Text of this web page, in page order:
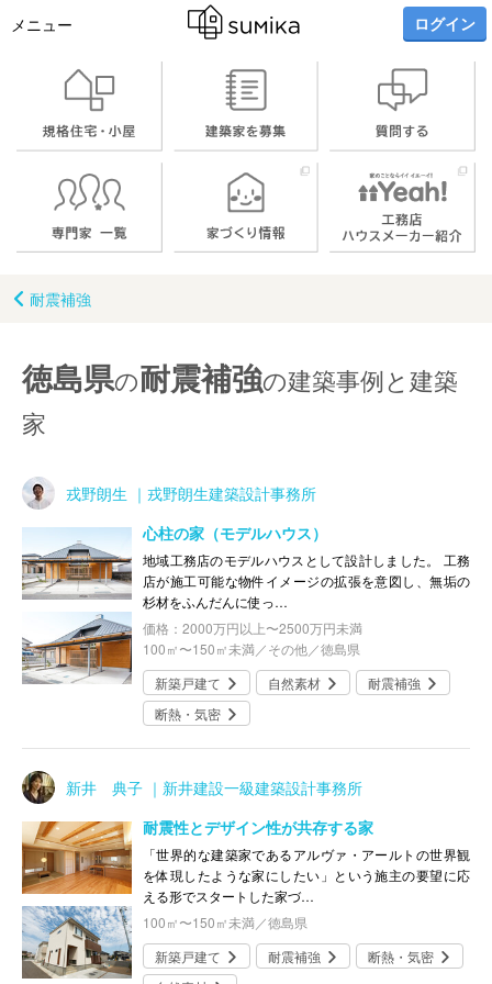
メニュー ログイン
耐震補強
徳島県の耐震補強の建築事例と建築
家
戎野朗生 ｜戎野朗生建築設計事務所
心柱の家（モデルハウス）
地域工務店のモデルハウスとして設計しました。 工務
店が施工可能な物件イメージの拡張を意図し、無垢の
杉材をふんだんに使っ…
価格：2000万円以上〜2500万円未満
100㎡〜150㎡未満／その他／徳島県
新築戸建て
自然素材
耐震補強
断熱・気密
新井 典子 ｜新井建設一級建築設計事務所
耐震性とデザイン性が共存する家
「世界的な建築家であるアルヴァ・アールトの世界観
を体現したような家にしたい」という施主の要望に応
える形でスタートした家づ…
100㎡〜150㎡未満／徳島県
新築戸建て
耐震補強
断熱・気密